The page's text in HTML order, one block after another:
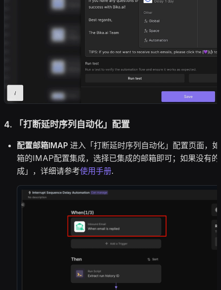
4. 「打断延时序列自动化」配置
配置邮箱IMAP 进入「打断延时序列自动化」配置页面，
箱的IMAP配置集成，选择已集成的邮箱即可；如果没有
成」，详细请参考使用手册.